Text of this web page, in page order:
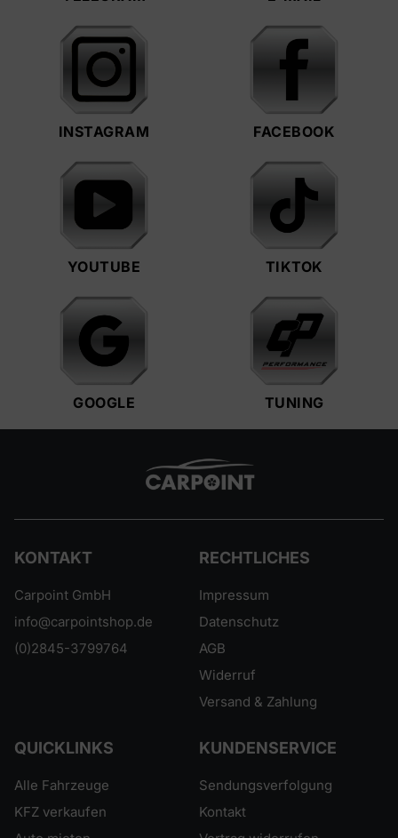
INSTAGRAM FACEBOOK
YOUTUBE TIKTOK
GOOGLE TUNING
KONTAKT
Carpoint GmbH
info@carpointshop.de
(0)2845-3799764
RECHTLICHES
Impressum
Datenschutz
AGB
Widerruf
Versand & Zahlung
QUICKLINKS
Alle Fahrzeuge
KFZ verkaufen
KUNDENSERVICE
Sendungsverfolgung
Kontakt